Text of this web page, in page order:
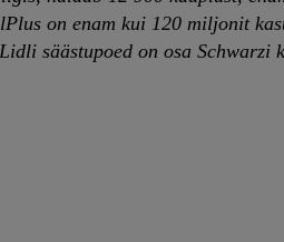
on enam kui 120 miljonit
säästupoed on osa Schwarzi